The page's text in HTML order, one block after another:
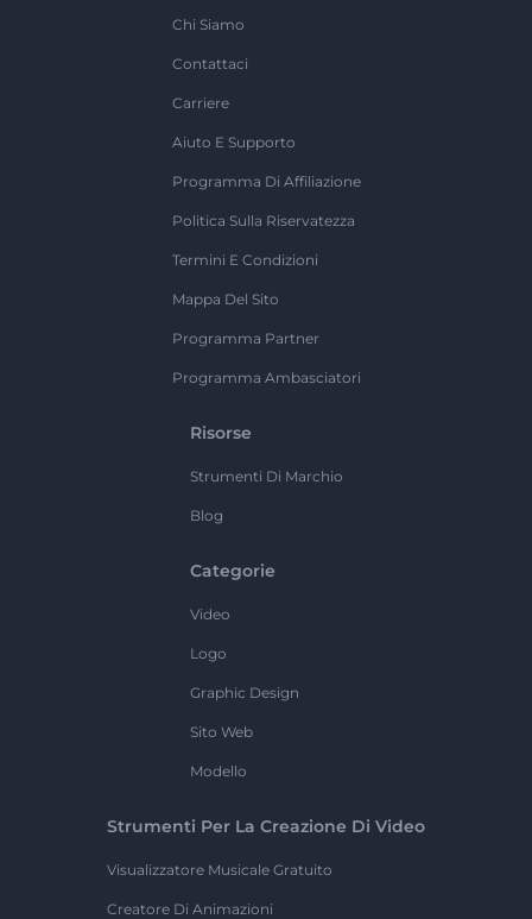
Chi Siamo
Contattaci
Carriere
Aiuto E Supporto
Programma Di Affiliazione
Politica Sulla Riservatezza
Termini E Condizioni
Mappa Del Sito
Programma Partner
Programma Ambasciatori
Risorse
Strumenti Di Marchio
Blog
Categorie
Video
Logo
Graphic Design
Sito Web
Modello
Strumenti Per La Creazione Di Video
Visualizzatore Musicale Gratuito
Creatore Di Animazioni